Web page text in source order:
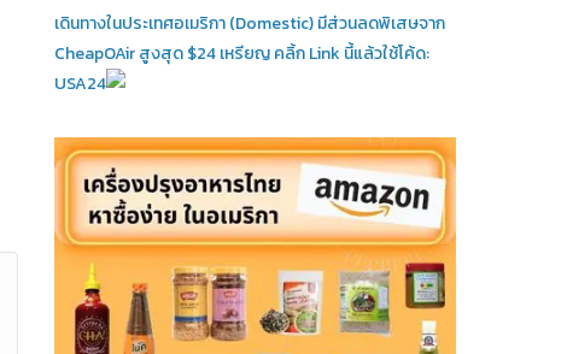
เดินทางในประเทศอเมริกา (Domestic)มีส่วนลดพิเสษจาก
CheapOAir สูงสุด $24 เหรียญ คลิ้ก Link นี้แล้วใช้โค้ด:
USA24